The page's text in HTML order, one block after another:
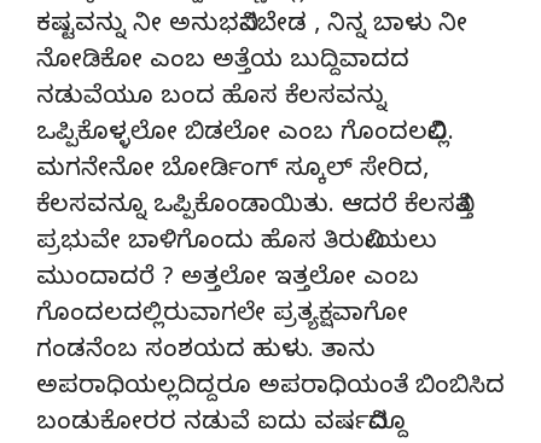
ಕಷ್ಟವನ್ನು ನೀ ಅನುಭವಿಸಬೇಡ , ನಿನ್ನ ಬಾಳು ನೀ
ನೋಡಿಕೋ ಎಂಬ ಅತ್ತೆಯ ಬುದ್ದಿವಾದದ
ನಡುವೆಯೂ ಬಂದ ಹೊಸ ಕೆಲಸವನ್ನು
ಒಪ್ಪಿಕೊಳ್ಳಲೋ ಬಿಡಲೋ ಎಂಬ ಗೊಂದಲವಿಲ್ಲಿ.
ಮಗನೇನೋ ಬೋರ್ಡಿಂಗ್ ಸ್ಕೂಲ್ ಸೇರಿದ,
ಕೆಲಸವನ್ನೂ ಒಪ್ಪಿಕೊಂಡಾಯಿತು. ಆದರೆ ಕೆಲಸವಿತ್ತ
ಪ್ರಭುವೇ ಬಾಳಿಗೊಂದು ಹೊಸ ತಿರುವೀಯಲು
ಮುಂದಾದರೆ ? ಅತ್ತಲೋ ಇತ್ತಲೋ ಎಂಬ
ಗೊಂದಲದಲ್ಲಿರುವಾಗಲೇ ಪ್ರತ್ಯಕ್ಷವಾಗೋ
ಗಂಡನೆಂಬ ಸಂಶಯದ ಹುಳು. ತಾನು
ಅಪರಾಧಿಯಲ್ಲದಿದ್ದರೂ ಅಪರಾಧಿಯಂತೆ ಬಿಂಬಿಸಿದ
ಬಂಡುಕೋರರ ನಡುವೆ ಐದು ವರ್ಷವಿದ್ದೂ